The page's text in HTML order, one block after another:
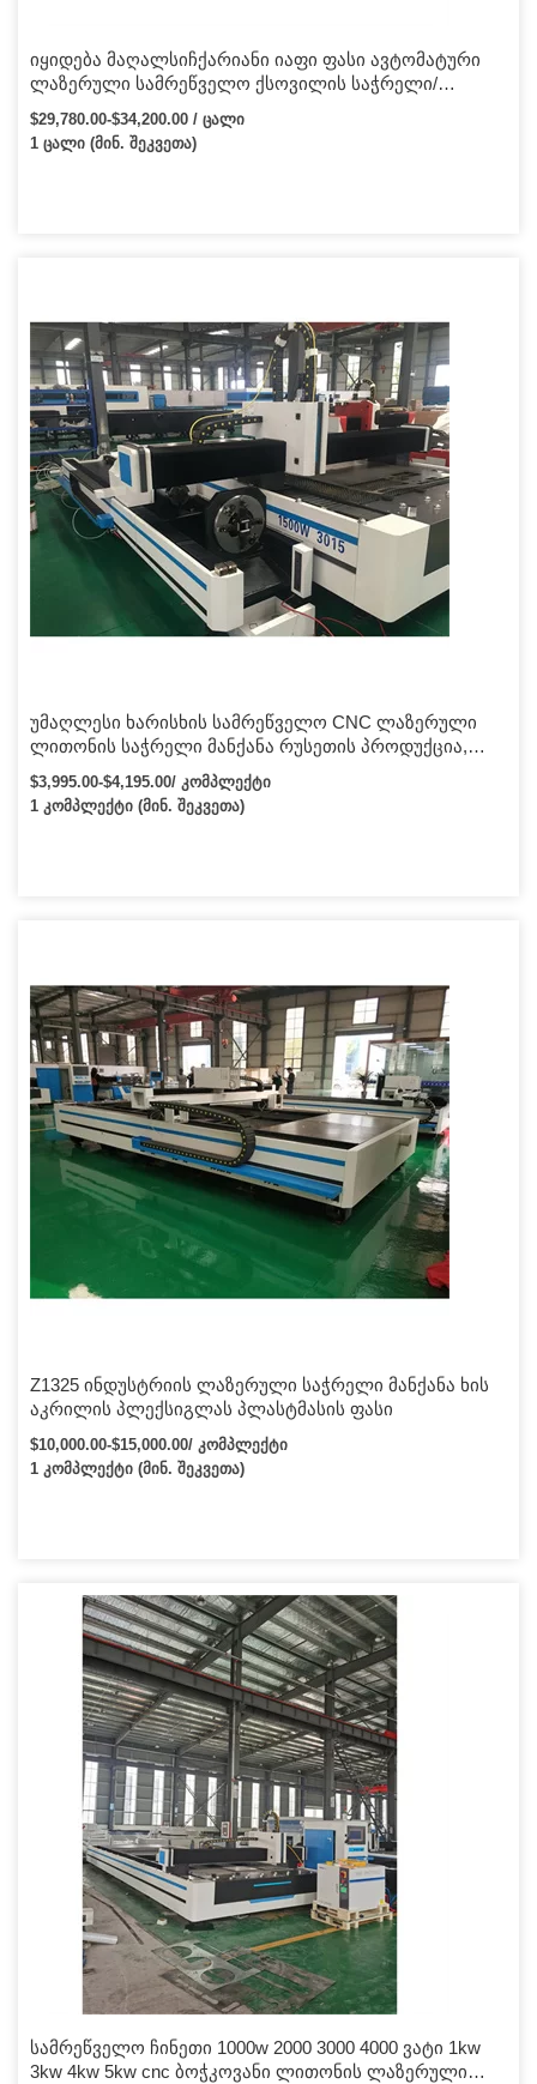
იყიდება მაღალსიჩქარიანი იაფი ფასი ავტომატური
ლაზერული სამრეწველო ქსოვილის საჭრელი/
ლაზერული საჭრელი მანქანა
$29,780.00-$34,200.00 / ცალი
1 ცალი (მინ. შეკვეთა)
უმაღლესი ხარისხის სამრეწველო CNC ლაზერული
ლითონის საჭრელი მანქანა რუსეთის პროდუქცია,
იყიდება ლითონის ლაზერული საჭრელი
$3,995.00-$4,195.00/ კომპლექტი
1 კომპლექტი (მინ. შეკვეთა)
Z1325 ინდუსტრიის ლაზერული საჭრელი მანქანა ხის
აკრილის პლექსიგლას პლასტმასის ფასი
$10,000.00-$15,000.00/ კომპლექტი
1 კომპლექტი (მინ. შეკვეთა)
სამრეწველო ჩინეთი 1000w 2000 3000 4000 ვატი 1kw
3kw 4kw 5kw cnc ბოჭკოვანი ლითონის ლაზერული